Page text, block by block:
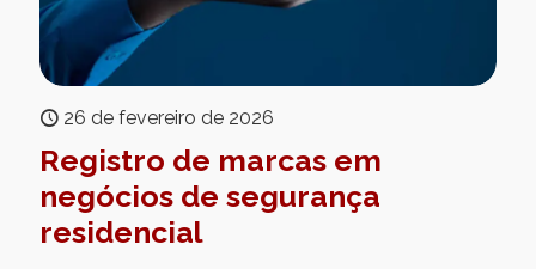
26 de fevereiro de 2026
Registro de marcas em
negócios de segurança
residencial